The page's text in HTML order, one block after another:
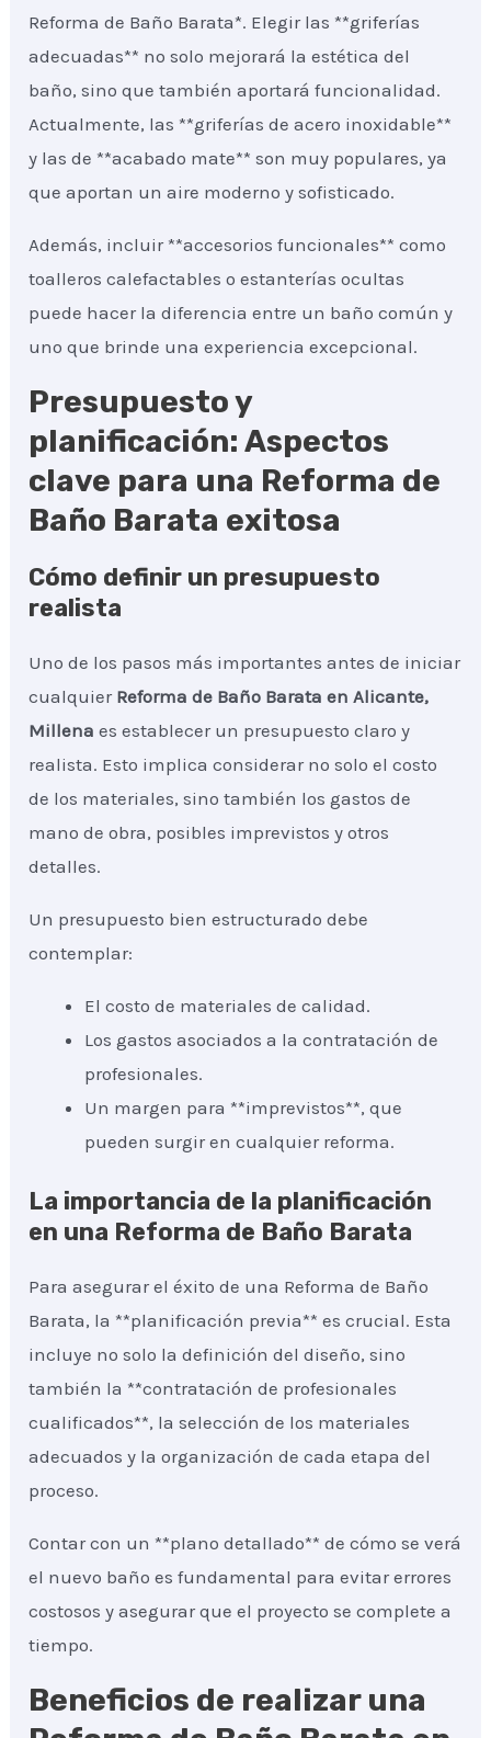
Reforma de Baño Barata*. Elegir las **griferías
adecuadas** no solo mejorará la estética del
baño, sino que también aportará funcionalidad.
Actualmente, las **griferías de acero inoxidable**
y las de **acabado mate** son muy populares, ya
que aportan un aire moderno y sofisticado.
Además, incluir **accesorios funcionales** como
toalleros calefactables o estanterías ocultas
puede hacer la diferencia entre un baño común y
uno que brinde una experiencia excepcional.
Presupuesto y
planificación: Aspectos
clave para una Reforma de
Baño Barata exitosa
Cómo definir un presupuesto
realista
Uno de los pasos más importantes antes de iniciar
cualquier Reforma de Baño Barata en Alicante,
Millenaes establecer un presupuesto claro y
realista. Esto implica considerar no solo el costo
de los materiales, sino también los gastos de
mano de obra, posibles imprevistos y otros
detalles.
Un presupuesto bien estructurado debe
contemplar:
El costo de materiales de calidad.
Los gastos asociados a la contratación de
profesionales.
Un margen para **imprevistos**, que
pueden surgir en cualquier reforma.
La importancia de la planificación
en una Reforma de Baño Barata
Para asegurar el éxito de una Reforma de Baño
Barata, la **planificación previa** es crucial. Esta
incluye no solo la definición del diseño, sino
también la **contratación de profesionales
cualificados**, la selección de los materiales
adecuados y la organización de cada etapa del
proceso.
Contar con un **plano detallado** de cómo se verá
el nuevo baño es fundamental para evitar errores
costosos y asegurar que el proyecto se complete a
tiempo.
Beneficios de realizar una